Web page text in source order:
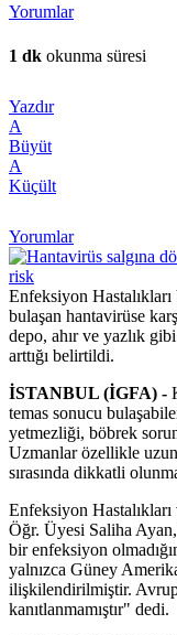
Yorumlar
1 dk okunma süresi
Yazdır
A
Büyüt
A
Küçült
Yorumlar
Enfeksiyon
bulaşan hantavirüse
depo, ahır ve yazlık
arttığı belirtildi.
İSTANBUL (İGFA) -
temas sonucu
yetmezliği, böbrek
Uzmanlar özellikle
sırasında dikkatli
Enfeksiyon
Öğr. Üyesi Saliha
bir enfeksiyon
yalnızca Güney
ilişkilendirilmiştir.
kanıtlanmamıştır" dedi.